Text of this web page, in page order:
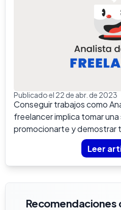
Publicado el 22 de abr. de 2023
Conseguir trabajos como
freelancer implica tomar
promocionarte y demostrar
potenciales clientes.&nbs...
Leer
Recomendaciones